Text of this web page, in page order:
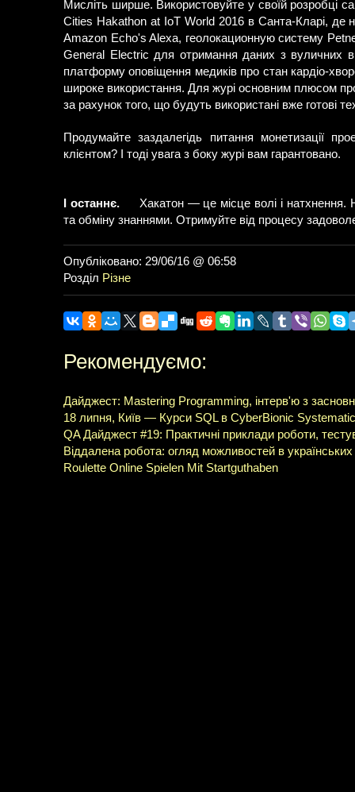
Мисліть ширше. Використовуйте у своїй розробці
Cities Hakathon at IoT World 2016 в Санта-Кларі, де
Amazon Echo's Alexa, геолокационную систему
General Electric для отримання даних з вуличних
платформу оповіщення медиків про стан кардіо-
широке використання. Для журі основним плюсом
за рахунок того, що будуть використані вже готові
Продумайте заздалегідь питання монетизації
клієнтом? І тоді увага з боку журі вам гарантовано.
І останнє.
Хакатон — це місце волі і
та обміну знаннями. Отримуйте від процесу
Опубліковано: 29/06/16 @ 06:58
Розділ Різне
Рекомендуємо:
Дайджест: Mastering Programming, інтерв'ю з
18 липня, Київ — Курси SQL в CyberBionic
QA Дайджест #19: Практичні приклади роботи,
Віддалена робота: огляд можливостей в українських
Roulette Online Spielen Mit Startguthaben